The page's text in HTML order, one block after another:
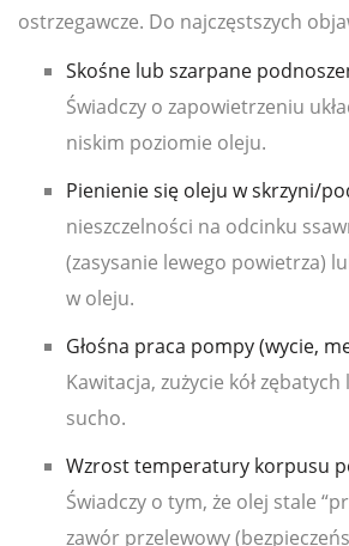
ostrzegawcze. Do najczęstszych
Skośne lub szarpane
Świadczy o zapowietrzeniu
niskim poziomie oleju.
Pienienie się oleju w skrzyni/
nieszczelności na odcinku
(zasysanie lewego powietrza)
w oleju.
Głośna praca pompy (wycie,
Kawitacja, zużycie kół
sucho.
Wzrost temperatury korpusu
Świadczy o tym, że olej stale
zawór przelewowy